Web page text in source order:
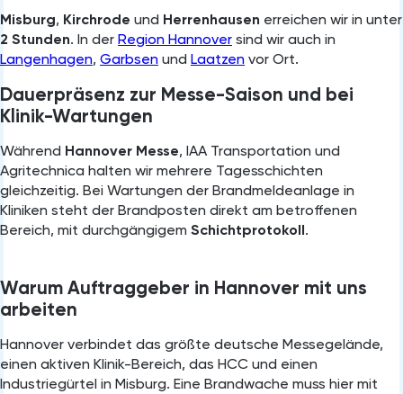
Misburg, Kirchrode und Herrenhausen erreichen wir in unter
2 Stunden. In der Region Hannover sind wir auch in
Langenhagen, Garbsen und Laatzen vor Ort.
Dauerpräsenz zur Messe-Saison und bei
Klinik-Wartungen
Während Hannover Messe, IAA Transportation und
Agritechnica halten wir mehrere Tagesschichten
gleichzeitig. Bei Wartungen der Brandmeldeanlage in
Kliniken steht der Brandposten direkt am betroffenen
Bereich, mit durchgängigem Schichtprotokoll.
Warum Auftraggeber in Hannover mit uns
arbeiten
Hannover verbindet das größte deutsche Messegelände,
einen aktiven Klinik-Bereich, das HCC und einen
Industriegürtel in Misburg. Eine Brandwache muss hier mit